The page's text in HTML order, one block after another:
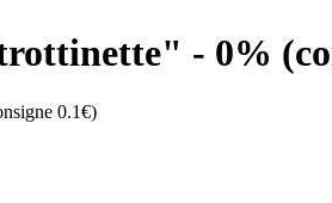
- 0%